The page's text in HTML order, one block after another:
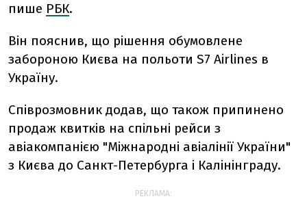
пише РБК.
Він пояснив, що рішення обумовлене
забороною Києва на польоти S7 Airlines в
Україну.
Співрозмовник додав, що також припинено
продаж квитків на спільні рейси з
авіакомпанією "Міжнародні авіалінії України"
з Києва до Санкт-Петербурга і Калінінграду.
РЕКЛАМА: